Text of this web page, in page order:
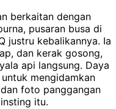
berkaitan dengan
pusaran busa di
justru kebalikannya. Ia
dan kerak gosong,
api langsung. Daya
mengidamkan
foto panggangan
itu.